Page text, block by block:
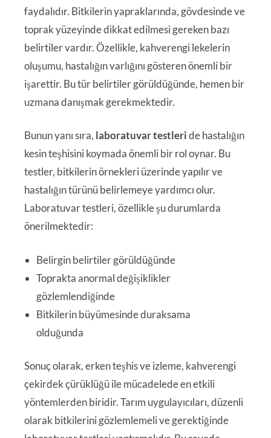
faydalıdır. Bitkilerin yapraklarında, gövdesinde ve
toprak yüzeyinde dikkat edilmesi gereken bazı
belirtiler vardır. Özellikle, kahverengi lekelerin
oluşumu, hastalığın varlığını gösteren önemli bir
işarettir. Bu tür belirtiler görüldüğünde, hemen bir
uzmana danışmak gerekmektedir.
Bunun yanı sıra, laboratuvar testleride hastalığın
kesin teşhisini koymada önemli bir rol oynar. Bu
testler, bitkilerin örnekleri üzerinde yapılır ve
hastalığın türünü belirlemeye yardımcı olur.
Laboratuvar testleri, özellikle şu durumlarda
önerilmektedir:
Belirgin belirtiler görüldüğünde
Toprakta anormal değişiklikler
gözlemlendiğinde
Bitkilerin büyümesinde duraksama
olduğunda
Sonuç olarak, erken teşhis ve izleme, kahverengi
çekirdek çürüklüğü ile mücadelede en etkili
yöntemlerden biridir. Tarım uygulayıcıları, düzenli
olarak bitkilerini gözlemlemeli ve gerektiğinde